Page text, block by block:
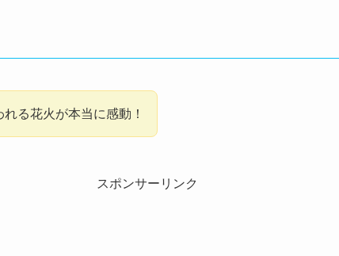
る花火が本当に感動！
スポンサーリンク